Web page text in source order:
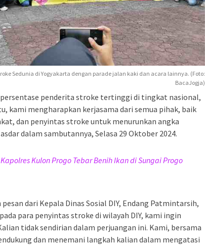
Sedunia di Yogyakarta dengan parade jalan kaki dan acara lainnya. (Foto:
BacaJogja)
persentase penderita stroke tertinggi di tingkat nasional,
kami mengharapkan kerjasama dari semua pihak, baik
dan penyintas stroke untuk menurunkan angka
dalam sambutannya, Selasa 29 Oktober 2024.
Kulon Progo Tebar Benih Ikan di Sungai Progo
dari Kepala Dinas Sosial DIY, Endang Patmintarsih,
para penyintas stroke di wilayah DIY, kami ingin
tidak sendirian dalam perjuangan ini. Kami, bersama
dan menemani langkah kalian dalam mengatasi